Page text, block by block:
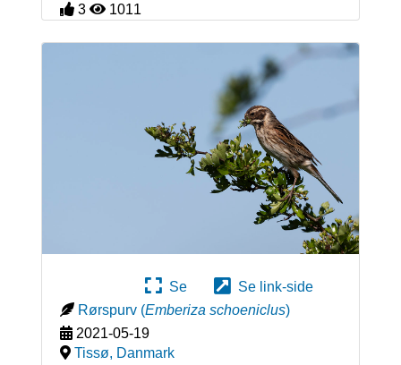
3 1011
Se
Se link-side
Rørspurv (Emberiza schoeniclus)
2021-05-19
Tissø, Danmark